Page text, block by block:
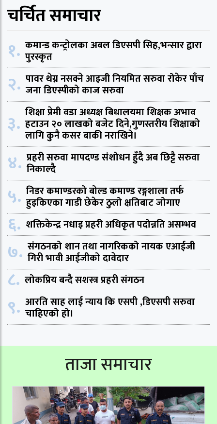
चर्चित समाचार
१. कमान्ड कन्ट्रोलका अबल डिएसपी सिह,भन्सार द्वारा
पुरस्कृत
२. पावर थेग्न नसक्ने आइजी नियमित सरुवा रोकेर पाँच
जना डिएस्पीको काज सरुवा
३. शिक्षा प्रेमी वडा अध्यक्ष बिधालयमा शिक्षक अभाव
हटाउन २० लाखको बजेट दिने,गुणस्तरीय शिक्षाको
लागि कुनै कसर बाकी नराखिने।
४. प्रहरी सरुवा मापदण्ड संशोधन हुँदै अब छिट्टै सरुवा
निकाल्दै
५. निडर कमाण्डरको बोल्ड कमाण्ड रङ्गशाला तर्फ
हुइकिएका गाडी छेकेर ठुलो क्षतिबाट जोगाए
६. शक्तिकेन्द्र नधाइ प्रहरी अधिकृत पदोन्नति असम्भव
७. संगठनको शान तथा नागरिकको नायक एआईजी
गिरी भावी आईजीको दावेदार
८. लोकप्रिय बन्दै सशस्त्र प्रहरी संगठन
९. आरति साह लाई न्याय कि एसपी ,डिएसपी सरुवा
चाहिएको हो।
ताजा समाचार